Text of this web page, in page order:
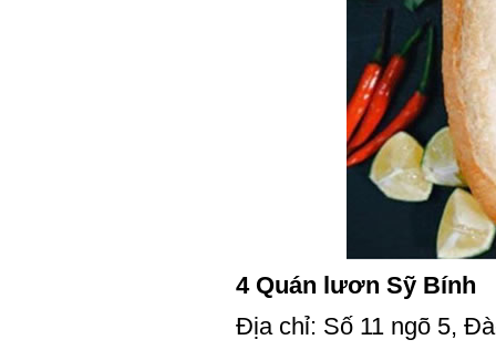
4 Quán lươn Sỹ Bính
Địa chỉ: Số 11 ngõ 5,